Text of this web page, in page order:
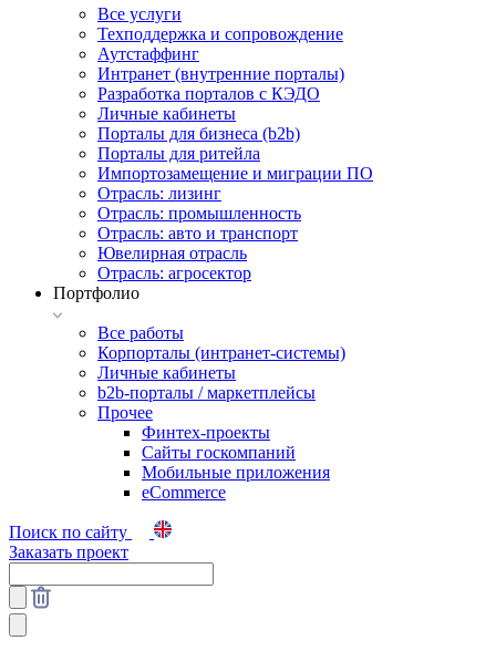
Все услуги
Техподдержка и сопровождение
Аутстаффинг
Интранет (внутренние порталы)
Разработка порталов с КЭДО
Личные кабинеты
Порталы для бизнеса (b2b)
Порталы для ритейла
Импортозамещение и миграции ПО
Отрасль: лизинг
Отрасль: промышленность
Отрасль: авто и транспорт
Ювелирная отрасль
Отрасль: агросектор
Портфолио
Все работы
Корпорталы (интранет-системы)
Личные кабинеты
b2b-порталы / маркетплейсы
Прочее
Финтех-проекты
Сайты госкомпаний
Мобильные приложения
eCommerce
Поиск по сайту
Заказать проект